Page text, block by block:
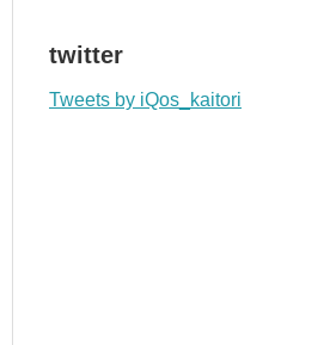
twitter
Tweets by iQos_kaitori